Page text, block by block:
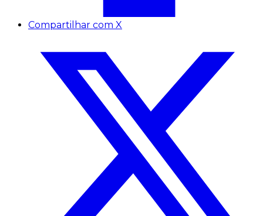
Compartilhar com X